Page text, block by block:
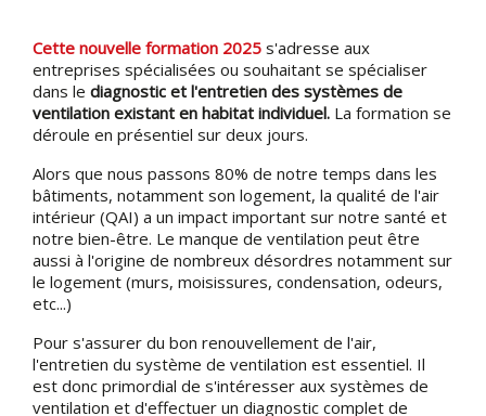
Cette nouvelle formation 2025 s'adresse aux
entreprises spécialisées ou souhaitant se spécialiser
dans le diagnostic et l'entretien des systèmes de
ventilation existant en habitat individuel. La formation se
déroule en présentiel sur deux jours.
Alors que nous passons 80% de notre temps dans les
bâtiments, notamment son logement, la qualité de l'air
intérieur (QAI) a un impact important sur notre santé et
notre bien-être. Le manque de ventilation peut être
aussi à l'origine de nombreux désordres notamment sur
le logement (murs, moisissures, condensation, odeurs,
etc...)
Pour s'assurer du bon renouvellement de l'air,
l'entretien du système de ventilation est essentiel. Il
est donc primordial de s'intéresser aux systèmes de
ventilation et d'effectuer un diagnostic complet de